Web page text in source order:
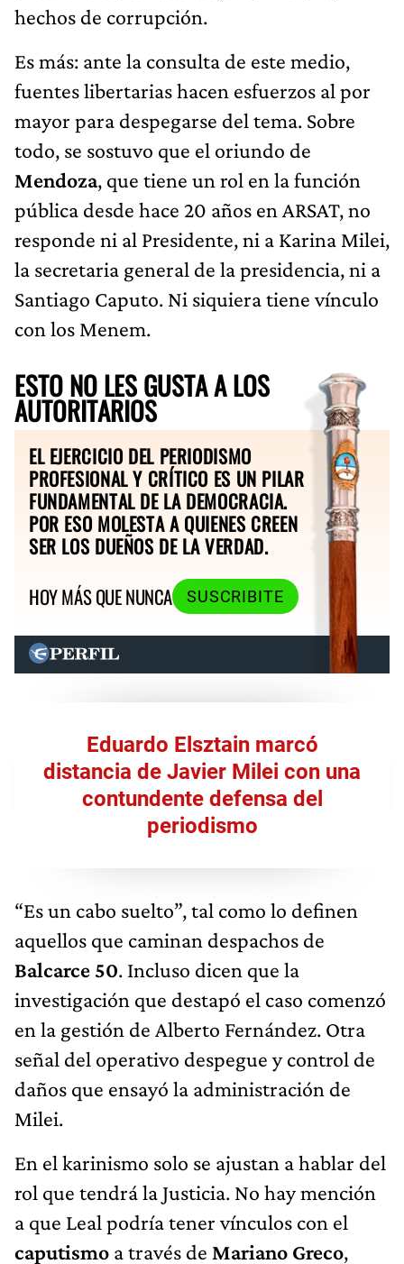
hechos de corrupción.
Es más: ante la consulta de este medio,
fuentes libertarias hacen esfuerzos al por
mayor para despegarse del tema. Sobre
todo, se sostuvo que el oriundo de
Mendoza, que tiene un rol en la función
pública desde hace 20 años en ARSAT, no
responde ni al Presidente, ni a Karina Milei,
la secretaria general de la presidencia, ni a
Santiago Caputo. Ni siquiera tiene vínculo
con los Menem.
ESTO NO LES GUSTA A LOS
AUTORITARIOS
EL EJERCICIO DEL PERIODISMO
PROFESIONAL Y CRÍTICO ES UN PILAR
FUNDAMENTAL DE LA DEMOCRACIA.
POR ESO MOLESTA A QUIENES CREEN
SER LOS DUEÑOS DE LA VERDAD.
HOY MÁS QUE NUNCA
SUSCRIBITE
Eduardo Elsztain marcó
distancia de Javier Milei con una
contundente defensa del
periodismo
“Es un cabo suelto”, tal como lo definen
aquellos que caminan despachos de
Balcarce 50. Incluso dicen que la
investigación que destapó el caso comenzó
en la gestión de Alberto Fernández. Otra
señal del operativo despegue y control de
daños que ensayó la administración de
Milei.
En el karinismo solo se ajustan a hablar del
rol que tendrá la Justicia. No hay mención
a que Leal podría tener vínculos con el
caputismo a través de Mariano Greco,